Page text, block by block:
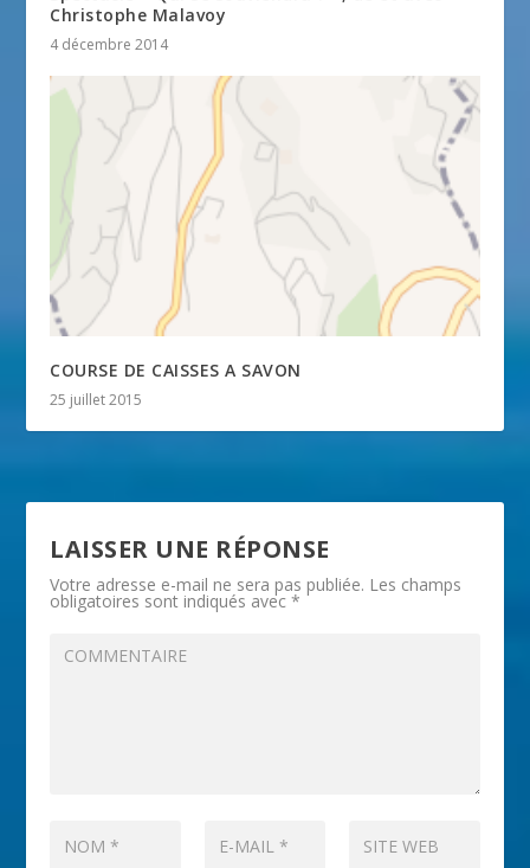
Christophe Malavoy
4 décembre 2014
COURSE DE CAISSES A SAVON
25 juillet 2015
LAISSER UNE RÉPONSE
Votre adresse e-mail ne sera pas publiée. Les champs
obligatoires sont indiqués avec*